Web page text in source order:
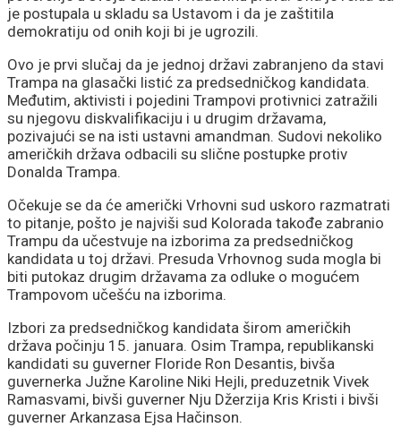
Ukrajini
je postupala u skladu sa Ustavom i da je zaštitila
demokratiju od onih koji bi je ugrozili.
Ovo je prvi slučaj da je jednoj državi zabranjeno da stavi
Trampa na glasački listić za predsedničkog kandidata.
Međutim, aktivisti i pojedini Trampovi protivnici zatražili
su njegovu diskvalifikaciju i u drugim državama,
pozivajući se na isti ustavni amandman. Sudovi nekoliko
američkih država odbacili su slične postupke protiv
Donalda Trampa.
Očekuje se da će američki Vrhovni sud uskoro razmatrati
to pitanje, pošto je najviši sud Kolorada takođe zabranio
Trampu da učestvuje na izborima za predsedničkog
kandidata u toj državi. Presuda Vrhovnog suda mogla bi
biti putokaz drugim državama za odluke o mogućem
Trampovom učešću na izborima.
Izbori za predsedničkog kandidata širom američkih
država počinju 15. januara. Osim Trampa, republikanski
kandidati su guverner Floride Ron Desantis, bivša
guvernerka Južne Karoline Niki Hejli, preduzetnik Vivek
Ramasvami, bivši guverner Nju Džerzija Kris Kristi i bivši
guverner Arkanzasa Ejsa Hačinson.